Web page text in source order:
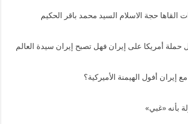
القاها حجة الاسلام السيد محمد باقر الحكيم
أمريكا على إيران فهل تصبح إيران سيدة العالم
أفول الهيمنة الأميركية؟
بأنه «غبي»